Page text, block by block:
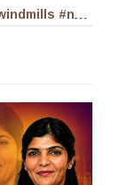
పొలం ఇవ్వడానికి సిద్ధం..? - ఎద్దులదొడ్డి రైతు #solar #windmills #naralokesh #solarenergy